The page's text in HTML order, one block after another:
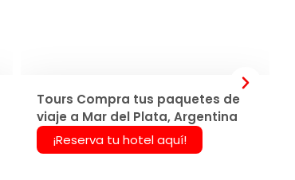
Tours Compra tus paquetes de
viaje a Mar del Plata, Argentina
¡Reserva tu hotel aquí!